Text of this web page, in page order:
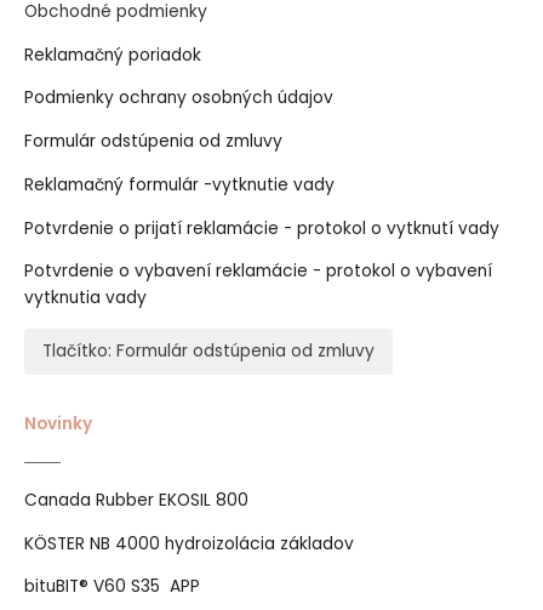
Obchodné podmienky
Reklamačný poriadok
Podmienky ochrany osobných údajov
Formulár odstúpenia od zmluvy
Reklamačný formulár -vytknutie vady
Potvrdenie o prijatí reklamácie - protokol o vytknutí vady
Potvrdenie o vybavení reklamácie - protokol o vybavení
vytknutia vady
Tlačítko: Formulár odstúpenia od zmluvy
Novinky
Canada Rubber EKOSIL 800
KÖSTER NB 4000 hydroizolácia základov
bituBIT® V60 S35 APP